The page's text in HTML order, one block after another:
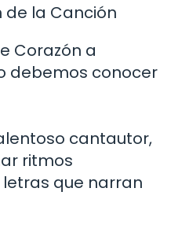
de la Canción
Corazón a
debemos conocer
cantautor,
ritmos
que narran